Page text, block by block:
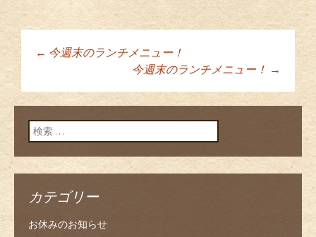
投稿ナビゲーショ
ン
← 今週末のランチメニュー！
今週末のランチメニュー！ →
検索:
カテゴリー
お休みのお知らせ